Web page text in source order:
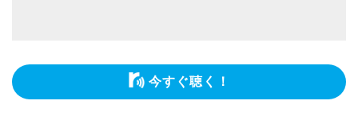
今すぐ聴く！